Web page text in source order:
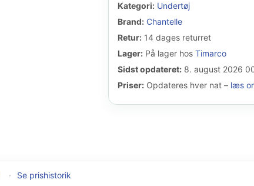
Kategori: Undertøj
Brand: Chantelle
Retur:14 dages returret
Lager:På lager hos Timarco
Sidst opdateret:8. august 2026
Priser:Opdateres hver nat – læs
· Se prishistorik